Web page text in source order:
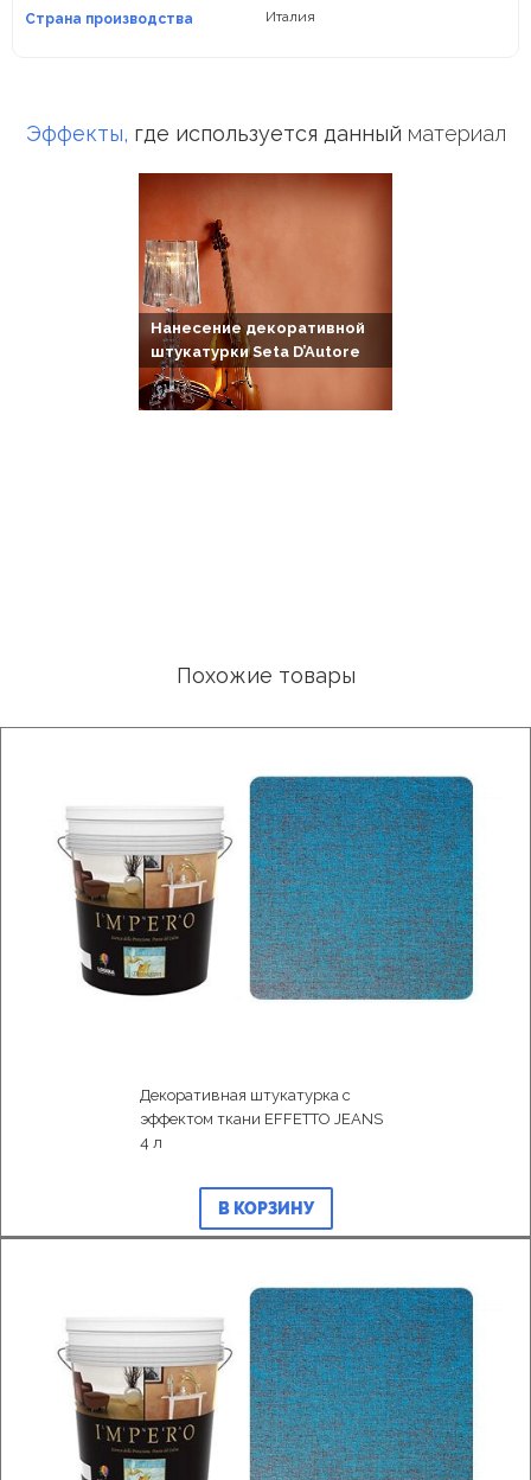
Страна производства Италия
Эффекты, где используется данный материал
Нанесение декоративной
штукатурки Seta D’Autore
Похожие товары
Декоративная штукатурка с
эффектом ткани EFFETTO JEANS
4 л
В КОРЗИНУ